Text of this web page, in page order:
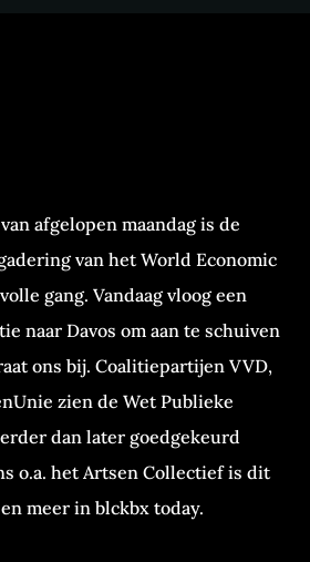
afgelopen maandag is de
van het World Economic
gang. Vandaag vloog een
naar Davos om aan te schuiven
ons bij. Coalitiepartijen VVD,
zien de Wet Publieke
dan later goedgekeurd
o.a. het Artsen Collectief is dit
meer in blckbx today.